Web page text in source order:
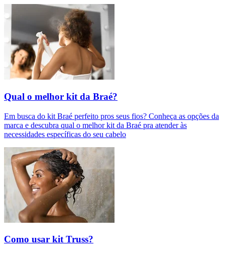
Qual o melhor kit da Braé?
Em busca do kit Braé perfeito pros seus fios? Conheça as opções da
marca e descubra qual o melhor kit da Braé pra atender às
necessidades específicas do seu cabelo
Como usar kit Truss?